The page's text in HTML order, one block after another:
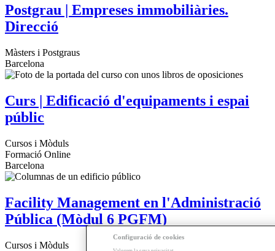
Postgrau | Empreses immobiliàries.
Direcció
Màsters i Postgraus
Barcelona
Curs | Edificació d'equipaments i espai
públic
Cursos i Mòduls
Formació Online
Barcelona
Facility Management en l'Administració
Pública (Mòdul 6 PGFM)
Cursos i Mòduls
Configuració de cookies